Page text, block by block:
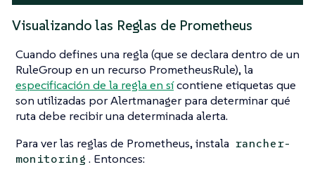
Visualizando las Reglas de Prometheus
Cuando defines una regla (que se declara dentro de un
RuleGroup en un recurso PrometheusRule), la
especificación de la regla en sícontiene etiquetas que
son utilizadas por Alertmanager para determinar qué
ruta debe recibir una determinada alerta.
Para ver las reglas de Prometheus, instala rancher-
monitoring . Entonces: